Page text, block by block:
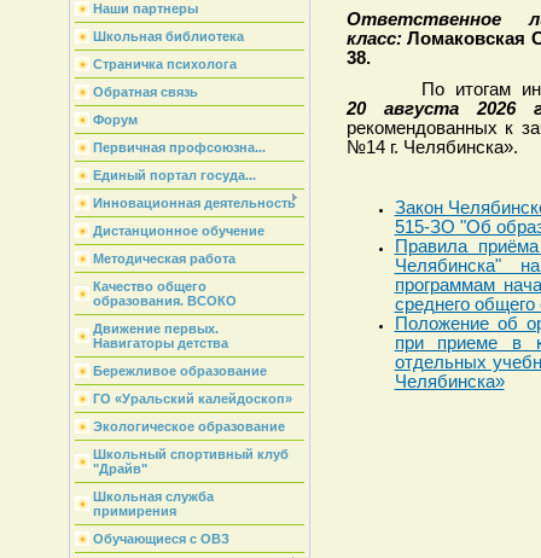
Наши партнеры
Школьная библиотека
Страничка психолога
Обратная связь
Форум
Первичная профсоюзна...
Единый портал госуда...
Инновационная деятельность
Дистанционное обучение
Методическая работа
Качество общего
образования. ВСОКО
Движение первых.
Навигаторы детства
Бережливое образование
ГО «Уральский калейдоскоп»
Экологическое образование
Школьный спортивный клуб
"Драйв"
Школьная служба
примирения
Обучающиеся с ОВЗ
класс:Ломаковская
38.
По итогам
20 августа 2026
рекомендованных к
№14 г. Челябинска».
Закон
515-ЗО "Об
Правила
Челябинска"
программам
среднего общего
Положение об
при приеме в
отдельных
Челябинска»